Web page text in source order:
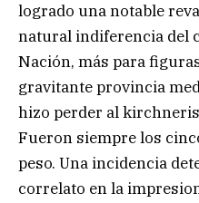
logrado una notable
natural indiferencia del
Nación, más para
gravitante provincia
hizo perder al
Fueron siempre los
peso. Una incidencia
correlato en la